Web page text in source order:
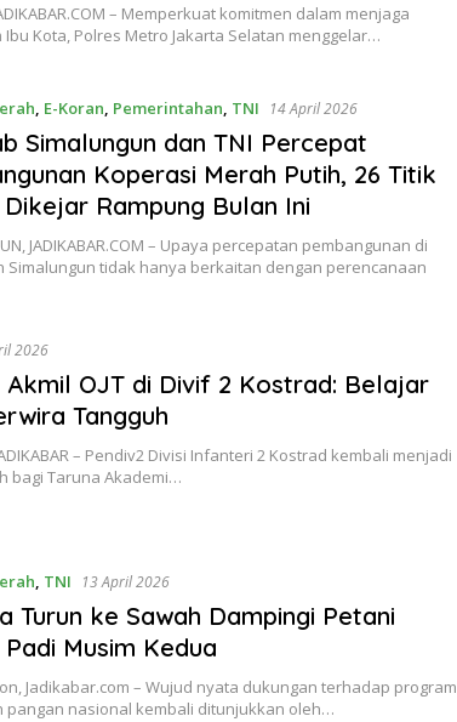
– Memperkuat komitmen dalam menjaga
Kota, Polres Metro Jakarta Selatan menggelar…
, E-Koran, Pemerintahan, TNI 14 April 2026
Simalungun dan TNI Percepat
Koperasi Merah Putih, 26 Titik
Rampung Bulan Ini
JADIKABAR.COM – Upaya percepatan pembangunan di
Simalungun tidak hanya berkaitan dengan perencanaan
2026
Akmil OJT di Divif 2 Kostrad: Belajar
Tangguh
– Pendiv2 Divisi Infanteri 2 Kostrad kembali menjadi
bagi Taruna Akademi…
, TNI 13 April 2026
Turun ke Sawah Dampingi Petani
Musim Kedua
Jadikabar.com – Wujud nyata dukungan terhadap program
pangan nasional kembali ditunjukkan oleh…